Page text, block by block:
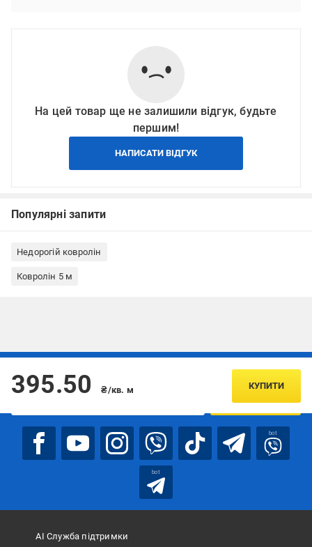
На цей товар ще не залишили відгук, будьте
першим!
НАПИСАТИ ВІДГУК
Популярні запити
Недорогій ковролін
Ковролін 5 м
395.50 ₴/кв. м КУПИТИ
Підписуйтесь, щоб дізнаватись першим про акції та пропозиції
ПІДПИСАТИСЯ
bot
bot
АІ Служба підтримки